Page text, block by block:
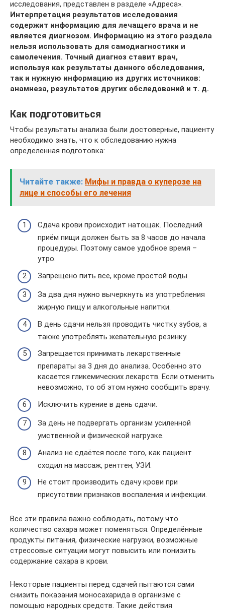
исследования, представлен в разделе «Адреса».
Интерпретация результатов исследования
содержит информацию для лечащего врача и не
является диагнозом. Информацию из этого раздела
нельзя использовать для самодиагностики и
самолечения. Точный диагноз ставит врач,
используя как результаты данного обследования,
так и нужную информацию из других источников:
анамнеза, результатов других обследований и т. д.
Как подготовиться
Чтобы результаты анализа были достоверные, пациенту
необходимо знать, что к обследованию нужна
определенная подготовка:
Читайте также: Мифы и правда о куперозе на
лице и способы его лечения
Сдача крови происходит натощак. Последний
приём пищи должен быть за 8 часов до начала
процедуры. Поэтому самое удобное время –
утро.
Запрещено пить все, кроме простой воды.
За два дня нужно вычеркнуть из употребления
жирную пищу и алкогольные напитки.
В день сдачи нельзя проводить чистку зубов, а
также употреблять жевательную резинку.
Запрещается принимать лекарственные
препараты за 3 дня до анализа. Особенно это
касается гликемических лекарств. Если отменить
невозможно, то об этом нужно сообщить врачу.
Исключить курение в день сдачи.
За день не подвергать организм усиленной
умственной и физической нагрузке.
Анализ не сдаётся после того, как пациент
сходил на массаж, рентген, УЗИ.
Не стоит производить сдачу крови при
присутствии признаков воспаления и инфекции.
Все эти правила важно соблюдать, потому что
количество сахара может поменяться. Определённые
продукты питания, физические нагрузки, возможные
стрессовые ситуации могут повысить или понизить
содержание сахара в крови.
Некоторые пациенты перед сдачей пытаются сами
снизить показания моносахарида в организме с
помощью народных средств. Такие действия